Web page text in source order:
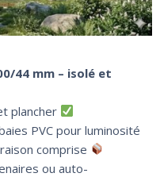
44 mm – isolé et
plancher
PVC pour luminosité
comprise
ou auto-